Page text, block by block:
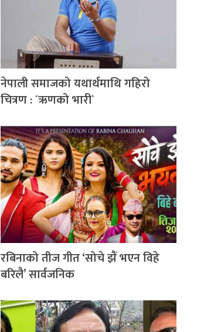
नेपाली समाजको यथार्थमाथि गहिरो
चित्रण : ´ऋणको भारी`
रबिनाको तीज गीत ‘सोचे झैं भएन विहे
बरिलै’ सार्वजनिक